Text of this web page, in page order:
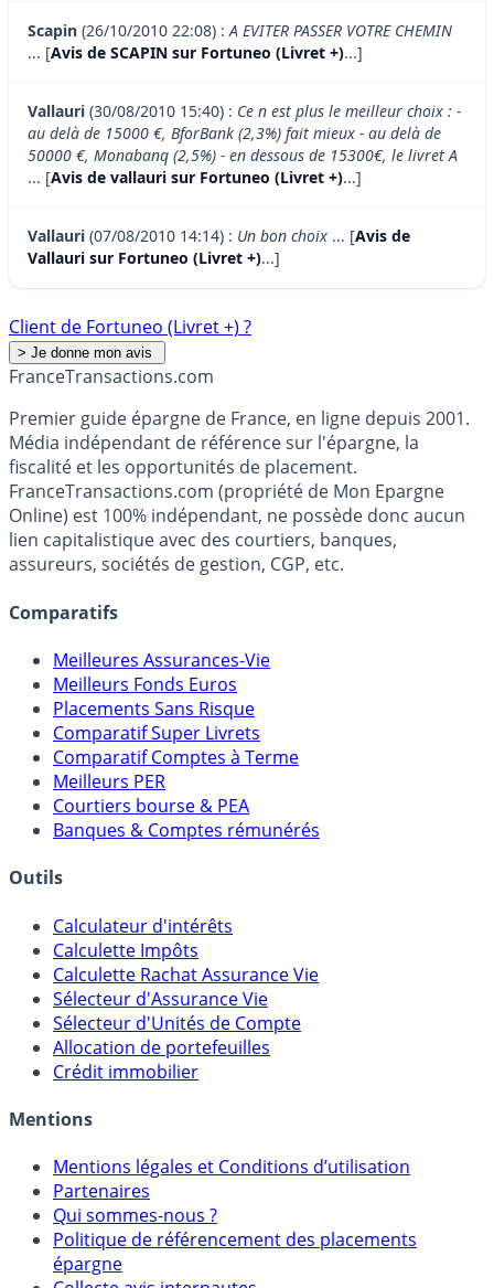
Scapin (26/10/2010 22:08) :A EVITER PASSER VOTRE CHEMIN
... [Avis de SCAPIN sur Fortuneo (Livret +)...]
Vallauri (30/08/2010 15:40) : Ce n est plus le meilleur choix : -
au delà de 15000 €, BforBank (2,3%) fait mieux - au delà de
50000 €, Monabanq (2,5%) - en dessous de 15300€, le livret A
... [Avis de vallauri sur Fortuneo (Livret +)...]
Vallauri (07/08/2010 14:14) : Un bon choix ... [Avis de
Vallauri sur Fortuneo (Livret +)...]
Client de Fortuneo (Livret +) ?
FranceTransactions.com
Premier guide épargne de France, en ligne depuis 2001.
Média indépendant de référence sur l'épargne, la
fiscalité et les opportunités de placement.
FranceTransactions.com (propriété de Mon Epargne
Online) est 100% indépendant, ne possède donc aucun
lien capitalistique avec des courtiers, banques,
assureurs, sociétés de gestion, CGP, etc.
Comparatifs
Meilleures Assurances-Vie
Meilleurs Fonds Euros
Placements Sans Risque
Comparatif Super Livrets
Comparatif Comptes à Terme
Meilleurs PER
Courtiers bourse & PEA
Banques & Comptes rémunérés
Outils
Calculateur d'intérêts
Calculette Impôts
Calculette Rachat Assurance Vie
Sélecteur d'Assurance Vie
Sélecteur d'Unités de Compte
Allocation de portefeuilles
Crédit immobilier
Mentions
Mentions légales et Conditions d’utilisation
Partenaires
Qui sommes-nous ?
Politique de référencement des placements
épargne